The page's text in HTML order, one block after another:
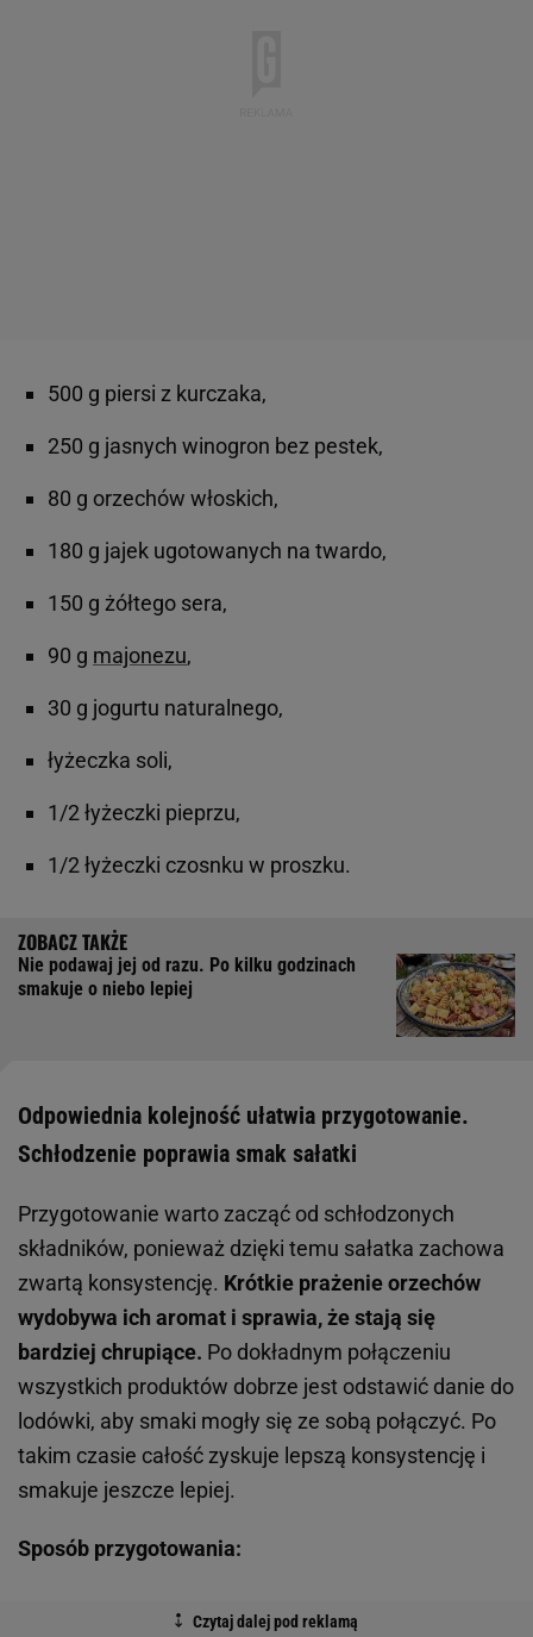
500 g piersi z kurczaka,
250 g jasnych winogron bez pestek,
80 g orzechów włoskich,
180 g jajek ugotowanych na twardo,
150 g żółtego sera,
90 g majonezu,
30 g jogurtu naturalnego,
łyżeczka soli,
1/2 łyżeczki pieprzu,
1/2 łyżeczki czosnku w proszku.
Nie podawaj jej od razu. Po kilku godzinach
smakuje o niebo lepiej
Odpowiednia kolejność ułatwia przygotowanie.
Schłodzenie poprawia smak sałatki
Przygotowanie warto zacząć od schłodzonych
składników, ponieważ dzięki temu sałatka zachowa
zwartą konsystencję. Krótkie prażenie orzechów
wydobywa ich aromat i sprawia, że stają się
bardziej chrupiące. Po dokładnym połączeniu
wszystkich produktów dobrze jest odstawić danie do
lodówki, aby smaki mogły się ze sobą połączyć. Po
takim czasie całość zyskuje lepszą konsystencję i
smakuje jeszcze lepiej.
Sposób przygotowania: